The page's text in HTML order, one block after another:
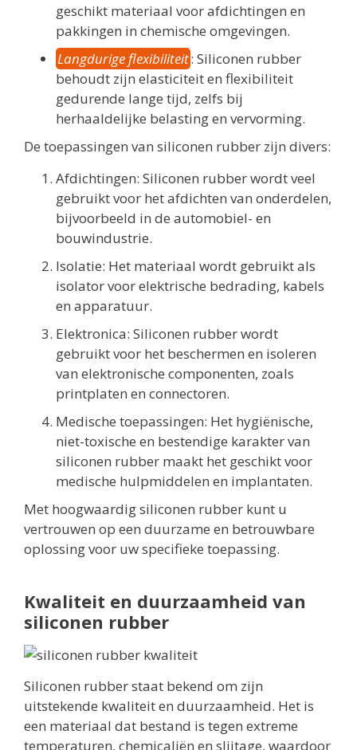
geschikt materiaal voor afdichtingen en
pakkingen in chemische omgevingen.
Langdurige flexibiliteit: Siliconen rubber
behoudt zijn elasticiteit en flexibiliteit
gedurende lange tijd, zelfs bij
herhaaldelijke belasting en vervorming.
De toepassingen van siliconen rubber zijn divers:
Afdichtingen: Siliconen rubber wordt veel
gebruikt voor het afdichten van onderdelen,
bijvoorbeeld in de automobiel- en
bouwindustrie.
Isolatie: Het materiaal wordt gebruikt als
isolator voor elektrische bedrading, kabels
en apparatuur.
Elektronica: Siliconen rubber wordt
gebruikt voor het beschermen en isoleren
van elektronische componenten, zoals
printplaten en connectoren.
Medische toepassingen: Het hygiënische,
niet-toxische en bestendige karakter van
siliconen rubber maakt het geschikt voor
medische hulpmiddelen en implantaten.
Met hoogwaardig siliconen rubber kunt u
vertrouwen op een duurzame en betrouwbare
oplossing voor uw specifieke toepassing.
Kwaliteit en duurzaamheid van
siliconen rubber
Siliconen rubber staat bekend om zijn
uitstekende kwaliteit en duurzaamheid. Het is
een materiaal dat bestand is tegen extreme
temperaturen, chemicaliën en slijtage, waardoor